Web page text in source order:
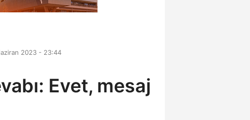
2023 - 23:44
Evet, mesaj